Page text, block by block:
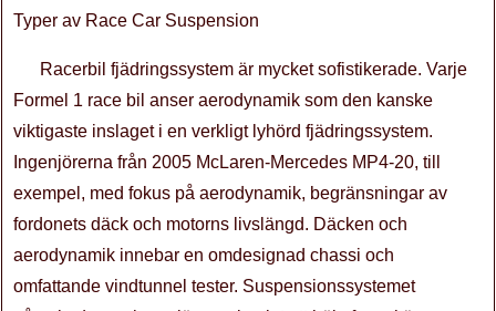
Typer av Race Car Suspension
Racerbil fjädringssystem är mycket sofistikerade. Varje
Formel 1 race bil anser aerodynamik som den kanske
viktigaste inslaget i en verkligt lyhörd fjädringssystem.
Ingenjörerna från 2005 McLaren-Mercedes MP4-20, till
exempel, med fokus på aerodynamik, begränsningar av
fordonets däck och motorns livslängd. Däcken och
aerodynamik innebar en omdesignad chassi och
omfattande vindtunnel tester. Suspensionssystemet